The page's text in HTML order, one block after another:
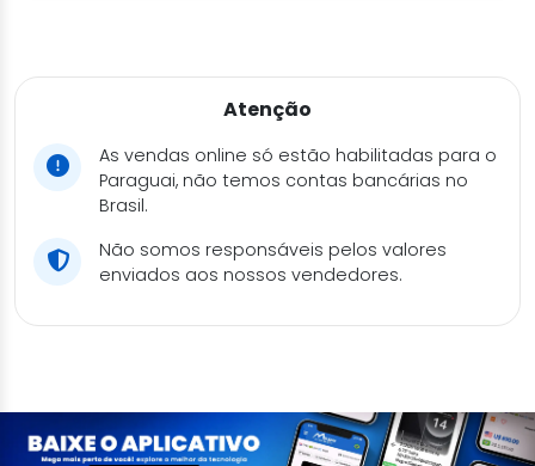
Atenção
As vendas online só estão habilitadas para o
Paraguai, não temos contas bancárias no
Brasil.
Não somos responsáveis pelos valores
enviados aos nossos vendedores.